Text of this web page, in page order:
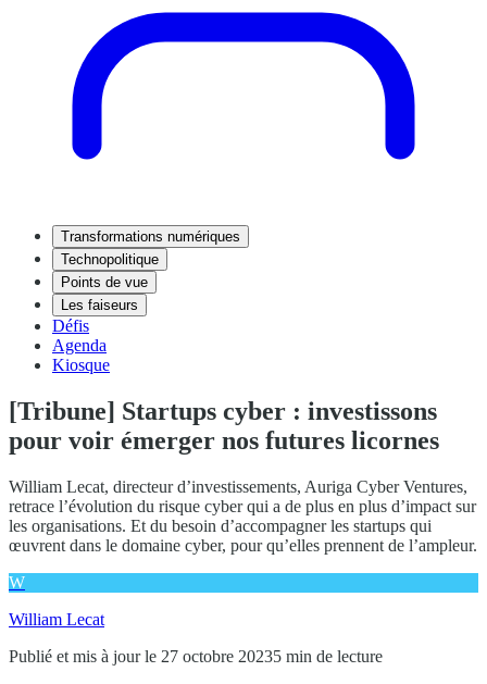
Transformations numériques
Technopolitique
Points de vue
Les faiseurs
Défis
Agenda
Kiosque
[Tribune] Startups cyber : investissons
pour voir émerger nos futures licornes
William Lecat, directeur d’investissements, Auriga Cyber Ventures,
retrace l’évolution du risque cyber qui a de plus en plus d’impact sur
les organisations. Et du besoin d’accompagner les startups qui
œuvrent dans le domaine cyber, pour qu’elles prennent de l’ampleur.
W
William Lecat
Publié et mis à jour le 27 octobre 20235 min de lecture